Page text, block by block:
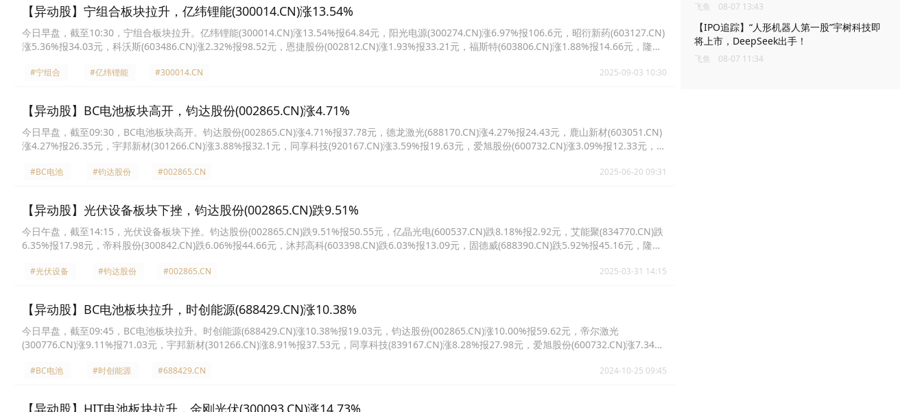
【异动股】宁组合板块拉升，亿纬锂能(300014.CN)涨13.54%
今日早盘，截至10:30，宁组合板块拉升。亿纬锂能(300014.CN)涨13.54%报64.84元，阳光电源(300274.CN)涨6.97%报106.6元，昭衍新药(603127.CN)
涨5.36%报34.03元，科沃斯(603486.CN)涨2.32%报98.52元，恩捷股份(002812.CN)涨1.93%报33.21元，福斯特(603806.CN)涨1.88%报14.66元，隆基
#宁组合 #亿纬锂能 #300014.CN 2025-09-03 10:30
【异动股】BC电池板块高开，钧达股份(002865.CN)涨4.71%
今日早盘，截至09:30，BC电池板块高开。钧达股份(002865.CN)涨4.71%报37.78元，德龙激光(688170.CN)涨4.27%报24.43元，鹿山新材(603051.CN)
涨4.27%报26.35元，宇邦新材(301266.CN)涨3.88%报32.1元，同享科技(920167.CN)涨3.59%报19.63元，爱旭股份(600732.CN)涨3.09%报12.33元，隆
#BC电池 #钧达股份 #002865.CN 2025-06-20 09:31
【异动股】光伏设备板块下挫，钧达股份(002865.CN)跌9.51%
今日午盘，截至14:15，光伏设备板块下挫。钧达股份(002865.CN)跌9.51%报50.55元，亿晶光电(600537.CN)跌8.18%报2.92元，艾能聚(834770.CN)跌
6.35%报17.98元，帝科股份(300842.CN)跌6.06%报44.66元，沐邦高科(603398.CN)跌6.03%报13.09元，固德威(688390.CN)跌5.92%报45.16元，隆基
#光伏设备 #钧达股份 #002865.CN 2025-03-31 14:15
【异动股】BC电池板块拉升，时创能源(688429.CN)涨10.38%
今日早盘，截至09:45，BC电池板块拉升。时创能源(688429.CN)涨10.38%报19.03元，钧达股份(002865.CN)涨10.00%报59.62元，帝尔激光
(300776.CN)涨9.11%报71.03元，宇邦新材(301266.CN)涨8.91%报37.53元，同享科技(839167.CN)涨8.28%报27.98元，爱旭股份(600732.CN)涨7.34%
#BC电池 #时创能源 #688429.CN 2024-10-25 09:45
【异动股】HIT电池板块拉升，金刚光伏(300093.CN)涨14.73%
飞鱼 08-07 13:43
【IPO追踪】“人形机器人第一股”宇树科技即
将上市，DeepSeek出手！
飞鱼 08-07 11:34